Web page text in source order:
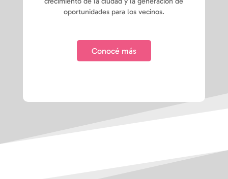
oportunidades para los vecinos.
Conocé más